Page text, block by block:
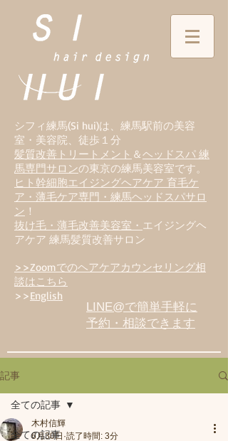
シフィ練馬(Si hui)は、 練馬駅前の美容
室・美容院、徒歩１分
髪質改善トリートメント ＆ヘッドスパ 練
馬専門サロンの東京の練馬美容室です。
ヒト幹細胞エイジングヘアケア 育毛ケ
ア・薄毛ケア専門・練馬ヘッドスパサロ
ン ！
抜け毛・薄毛改善美容室・ エイジングヘ
アケア 練馬髪質改善サロン
>>Zoomでのヘアケアカウンセリング相
談はこちら
>>English
LINE@で簡単手軽に
予約・相談できます
記事
全ての記事
全ての記事
木村信輝
6月30日 読了時間: 3分